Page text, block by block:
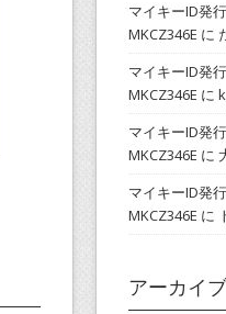
マイキーID発
MKCZ346E に
マイキーID発
MKCZ346E に
マイキーID発
MKCZ346E に
マイキーID発
MKCZ346E に
アーカイブ